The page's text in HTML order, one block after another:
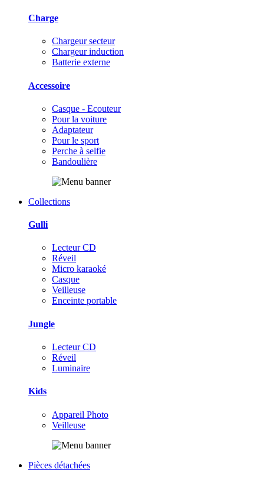
Charge
Chargeur secteur
Chargeur induction
Batterie externe
Accessoire
Casque - Ecouteur
Pour la voiture
Adaptateur
Pour le sport
Perche à selfie
Bandoulière
Collections
Gulli
Lecteur CD
Réveil
Micro karaoké
Casque
Veilleuse
Enceinte portable
Jungle
Lecteur CD
Réveil
Luminaire
Kids
Appareil Photo
Veilleuse
Pièces détachées